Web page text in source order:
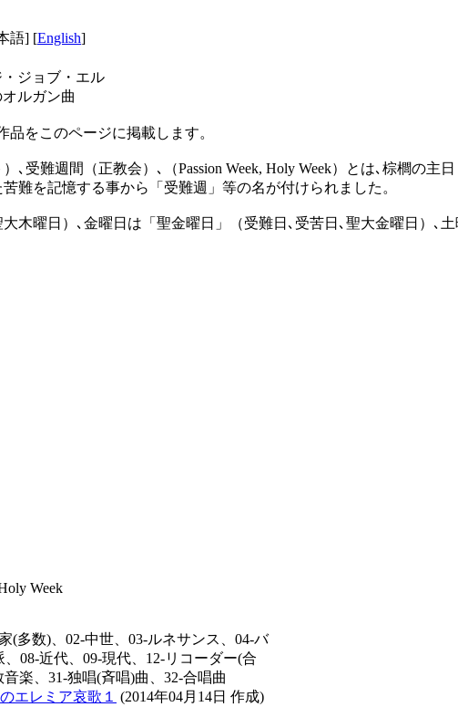
語] [English]
・ジョブ・エル
ルガン曲
品をこのページに掲載します。
､受難週間（正教会）､（Passion Week, Holy Week）とは､棕櫚の
難を記憶する事から「受難週」等の名が付けられました。
木曜日）､金曜日は「聖金曜日」（受難日､受苦日､聖大金曜日）､
Week
多数)、02-中世、03-ルネサンス、04-バ
08-近代、09-現代、12-リコーダー(合
楽、31-独唱(斉唱)曲、32-合唱曲
エレミア哀歌１
(2014年04月14日 作成)